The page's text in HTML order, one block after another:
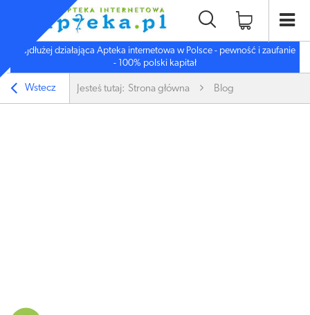
Najdłużej działająca Apteka internetowa w Polsce - pewność i zaufanie
- 100% polski kapitał
Wstecz Jesteś tutaj: Strona główna Blog